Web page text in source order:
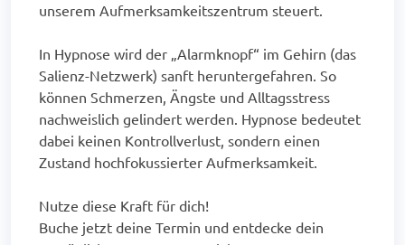
unserem Aufmerksamkeitszentrum steuert.
In Hypnose wird der „Alarmknopf“ im Gehirn (das
Salienz-Netzwerk) sanft heruntergefahren. So
können Schmerzen, Ängste und Alltagsstress
nachweislich gelindert werden. Hypnose bedeutet
dabei keinen Kontrollverlust, sondern einen
Zustand hochfokussierter Aufmerksamkeit.
Nutze diese Kraft für dich!
Buche jetzt deine Termin und entdecke dein